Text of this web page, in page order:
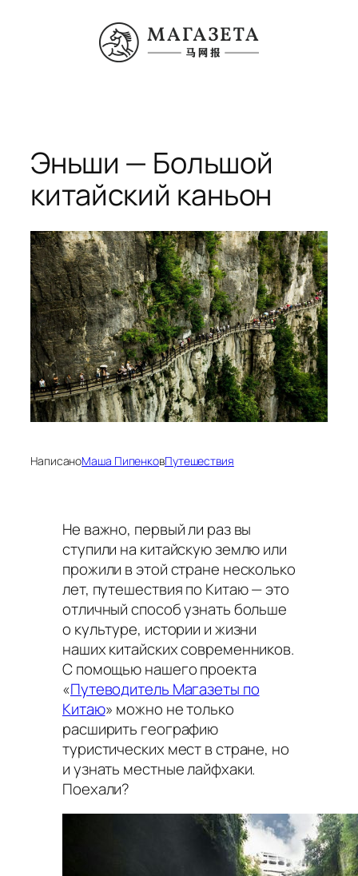
содержимому
Эньши — Большой
китайский каньон
НаписаноМаша ПипенковПутешествия
Не важно, первый ли раз вы
ступили на китайскую землю или
прожили в этой стране несколько
лет, путешествия по Китаю — это
отличный способ узнать больше
о культуре, истории и жизни
наших китайских современников.
C помощью нашего проекта
«Путеводитель Магазеты по
Китаю» можно не только
расширить географию
туристических мест в стране, но
и узнать местные лайфхаки.
Поехали?